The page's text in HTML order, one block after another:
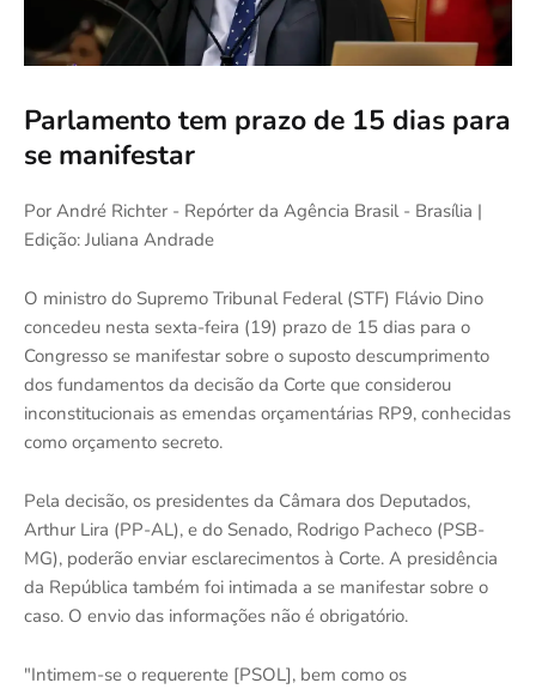
Parlamento tem prazo de 15 dias para
se manifestar
Por André Richter - Repórter da Agência Brasil - Brasília |
Edição: Juliana Andrade
O ministro do Supremo Tribunal Federal (STF) Flávio Dino
concedeu nesta sexta-feira (19) prazo de 15 dias para o
Congresso se manifestar sobre o suposto descumprimento
dos fundamentos da decisão da Corte que considerou
inconstitucionais as emendas orçamentárias RP9, conhecidas
como orçamento secreto.
Pela decisão, os presidentes da Câmara dos Deputados,
Arthur Lira (PP-AL), e do Senado, Rodrigo Pacheco (PSB-
MG), poderão enviar esclarecimentos à Corte. A presidência
da República também foi intimada a se manifestar sobre o
caso. O envio das informações não é obrigatório.
"Intimem-se o requerente [PSOL], bem como os